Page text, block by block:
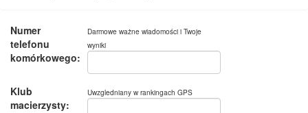
Numer
telefonu
komórkowego:
Darmowe ważne wiadomości i Twoje
wyniki
Klub
macierzysty:
Uwzgledniany w rankingach GPS